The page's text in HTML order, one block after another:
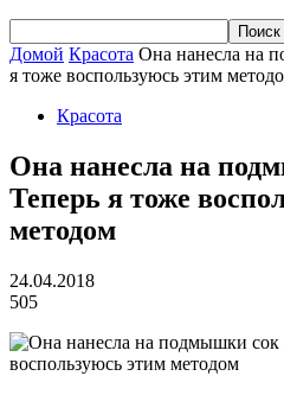
Домой Красота Она нанесла на
я тоже воспользуюсь этим
Красота
Она нанесла на
Теперь я тоже
методом
24.04.2018
505